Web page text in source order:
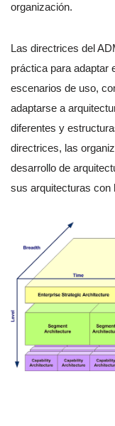
organización.
Las directrices del
práctica para adaptar
escenarios de uso,
adaptarse a
diferentes y
directrices, las
desarrollo de
sus arquitecturas con